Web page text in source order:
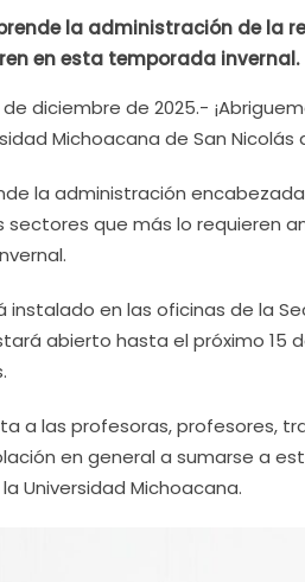
la administración de la
en esta temporada invernal.
de diciembre de 2025.-
Michoacana de San
la administración
sectores que más lo requieren
en las oficinas de la
abierto hasta el próximo 15
a las profesoras, profesores,
en general a sumarse a
Universidad Michoacana.